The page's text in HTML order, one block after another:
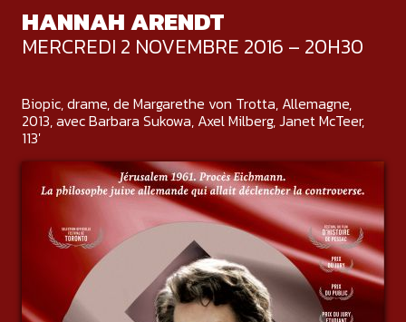
HANNAH ARENDT
MERCREDI 2 NOVEMBRE 2016 – 20H30
Biopic, drame, de Margarethe von Trotta, Allemagne,
2013, avec Barbara Sukowa, Axel Milberg, Janet McTeer,
113'